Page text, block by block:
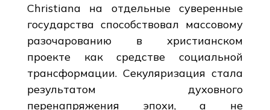
Christiana на отдельные суверенные
государства способствовал массовому
разочарованию в христианском
проекте как средстве социальной
трансформации. Секуляризация стала
результатом духовного
перенапряжения эпохи, а не